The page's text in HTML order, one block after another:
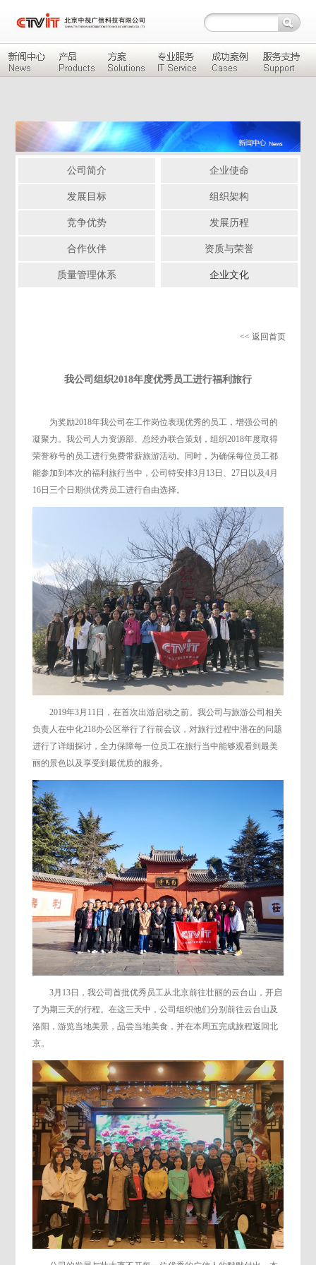
公司简介 企业使命
发展目标 组织架构
竞争优势 发展历程
合作伙伴 资质与荣誉
质量管理体系 企业文化
<< 返回首页
我公司组织2018年度优秀员工进行福利旅行
为奖励2018年我公司在工作岗位表现优秀的员工，增强公司的
凝聚力。我公司人力资源部、总经办联合策划，组织2018年度取得
荣誉称号的员工进行免费带薪旅游活动。同时，为确保每位员工都
能参加到本次的福利旅行当中，公司特安排3月13日、27日以及4月
16日三个日期供优秀员工进行自由选择。
2019年3月11日，在首次出游启动之前。我公司与旅游公司相关
负责人在中化218办公区举行了行前会议，对旅行过程中潜在的问题
进行了详细探讨，全力保障每一位员工在旅行当中能够观看到最美
丽的景色以及享受到最优质的服务。
3月13日，我公司首批优秀员工从北京前往壮丽的云台山，开启
了为期三天的行程。在这三天中，公司组织他们分别前往云台山及
洛阳，游览当地美景，品尝当地美食，并在本周五完成旅程返回北
京。